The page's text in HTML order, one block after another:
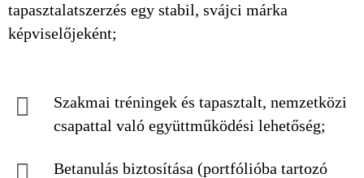
tapasztalatszerzés egy stabil, svájci márka
képviselőjeként;
Szakmai tréningek és tapasztalt, nemzetközi
csapattal való együttműködési lehetőség;
Betanulás biztosítása (portfólióba tartozó